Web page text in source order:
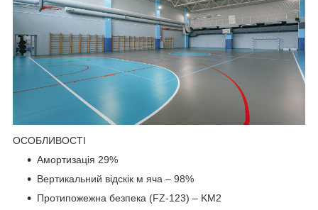
ОСОБЛИВОСТІ
Амортизація 29%
Вертикальний відскік м яча – 98%
Протипожежна безпека (FZ-123) – KM2